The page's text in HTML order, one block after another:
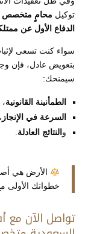
توكيل محامٍ متخصص
الدفاع الأول عن
سواء كنت تسعى
بتعويض عادل، فإن
سيمنحك:
الطمأنينة القانونية،
السرعة في الإنجاز ،
و النتائج العادلة.
الأرض هي أصل
خطواتك الأولى
تواصل الآن